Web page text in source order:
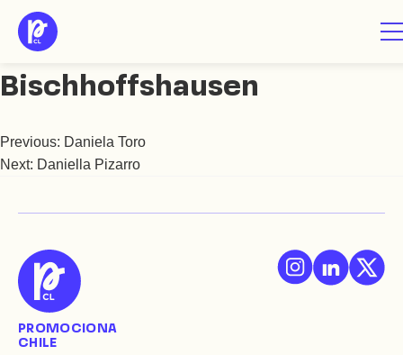
Saltar
contenido
Daniela von
Bischhoffshausen
Navegación
entradas
Previous: Daniela Toro
Next: Daniella Pizarro
PROMOCIONA
CHILE